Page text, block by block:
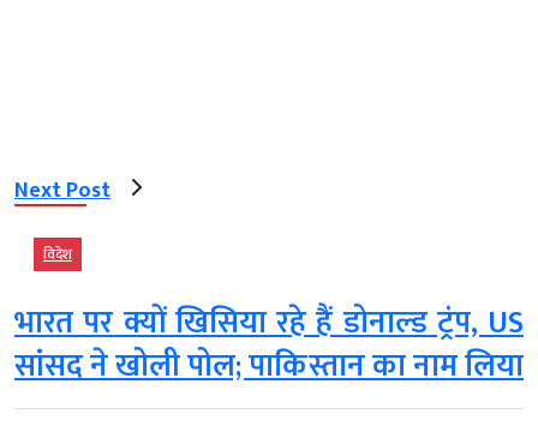
Next Post
विदेश
भारत पर क्यों खिसिया रहे हैं डोनाल्‍ड ट्रंप, US
सांसद ने खोली पोल; पाकिस्तान का नाम लिया